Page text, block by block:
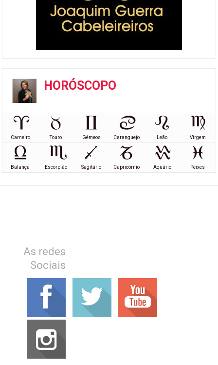
HORÓSCOPO
Carneiro Touro Gémeos Caranguejo Leão Virgem
Balança Escorpião Sagitário Capricórnio Aquário Peixes
As redes
Sociais